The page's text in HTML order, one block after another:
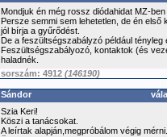
Mondjuk én még rossz diódahidat MZ-
Persze semmi sem lehetetlen, de én első
jól bírja a gyűrődést.
De a feszültségszabályzó például tényleg
Feszültségszabályozó, kontaktok (és
haladnék.
sorszám: 4912 (146190)
Sándor
Szia Keri!
Köszi a tanácsokat.
A leírtak alapján,megpróbálom végig mérni.